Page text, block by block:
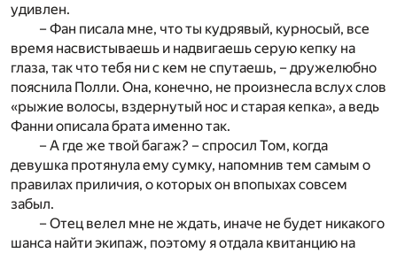
удивлен.
– Фан писала мне, что ты кудрявый, курносый, все
время насвистываешь и надвигаешь серую кепку на
глаза, так что тебя ни с кем не спутаешь, – дружелюбно
пояснила Полли. Она, конечно, не произнесла вслух слов
«рыжие волосы, вздернутый нос и старая кепка», а ведь
Фанни описала брата именно так.
– А где же твой багаж? – спросил Том, когда
девушка протянула ему сумку, напомнив тем самым о
правилах приличия, о которых он впопыхах совсем
забыл.
– Отец велел мне не ждать, иначе не будет никакого
шанса найти экипаж, поэтому я отдала квитанцию на